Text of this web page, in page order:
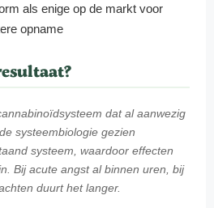
als enige op de markt voor
opname
dat al aanwezig
systeembiologie gezien
systeem, waardoor effecten
Bij acute angst al binnen uren, bij
duurt het langer.